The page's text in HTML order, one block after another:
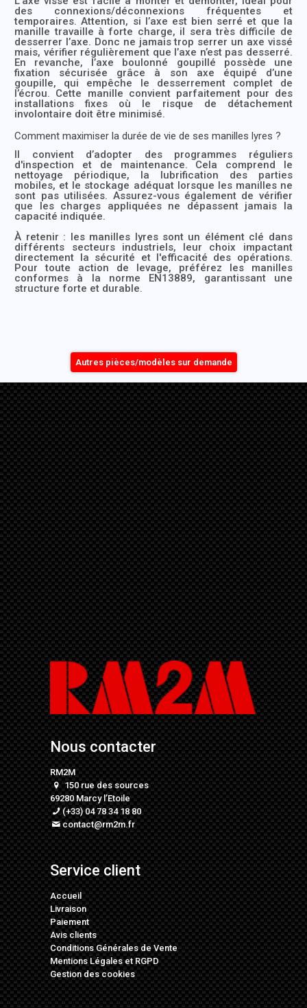
des connexions/déconnexions fréquentes et
temporaires. Attention, si l’axe est bien serré et que la
manille travaille à forte charge, il sera très difficile de
desserrer l’axe. Donc ne jamais trop serrer un axe vissé
mais, vérifier régulièrement que l’axe n’est pas desserré.
En revanche, l’axe boulonné goupillé possède une
fixation sécurisée grâce à son axe équipé d’une
goupille, qui empêche le desserrement complet de
l’écrou. Cette manille convient parfaitement pour des
installations fixes où le risque de détachement
involontaire doit être minimisé.
Comment maximiser la durée de vie de ses manilles lyres ?
Il convient d’adopter des programmes réguliers
d'inspection et de maintenance. Cela comprend le
nettoyage périodique, la lubrification des parties
mobiles, et le stockage adéquat lorsque les manilles ne
sont pas utilisées. Assurez-vous également de vérifier
que les charges appliquées ne dépassent jamais la
capacité indiquée.
À retenir : les manilles lyres sont un élément clé dans
différents secteurs industriels, leur choix impactant
directement la sécurité et l'efficacité des opérations.
Pour toute action de levage, préférez les manilles
conformes à la norme EN13889, garantissant une
structure forte et durable.
Autres pièces/modèles sur demande
Nous contacter
RM2M
150 rue des sources
69280 Marcy l’Etoile
(+33) 04 78 34 18 80
contact@rm2m.fr
Service client
Accueil
Livraison
Paiement
Avis clients
Conditions Générales de Vente
Mentions LégalesetRGPD
Gestion des cookies